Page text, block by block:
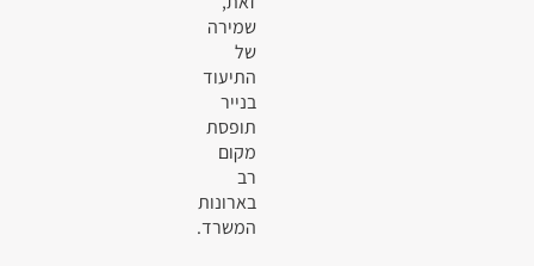
שמירה
של
התיעוד
בנייר
תופסת
מקום
רב
בארונות
המשרד.